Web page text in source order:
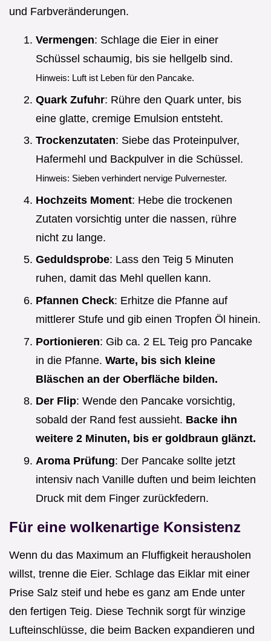
und Farbveränderungen.
Vermengen: Schlage die Eier in einer
Schüssel schaumig, bis sie hellgelb sind.
Hinweis: Luft ist Leben für den Pancake.
Quark Zufuhr: Rühre den Quark unter, bis
eine glatte, cremige Emulsion entsteht.
Trockenzutaten: Siebe das Proteinpulver,
Hafermehl und Backpulver in die Schüssel.
Hinweis: Sieben verhindert nervige Pulvernester.
Hochzeits Moment: Hebe die trockenen
Zutaten vorsichtig unter die nassen, rühre
nicht zu lange.
Geduldsprobe: Lass den Teig 5 Minuten
ruhen, damit das Mehl quellen kann.
Pfannen Check: Erhitze die Pfanne auf
mittlerer Stufe und gib einen Tropfen Öl hinein.
Portionieren: Gib ca. 2 EL Teig pro Pancake
in die Pfanne. Warte, bis sich kleine
Bläschen an der Oberfläche bilden.
Der Flip: Wende den Pancake vorsichtig,
sobald der Rand fest aussieht. Backe ihn
weitere 2 Minuten, bis er goldbraun glänzt.
Aroma Prüfung: Der Pancake sollte jetzt
intensiv nach Vanille duften und beim leichten
Druck mit dem Finger zurückfedern.
Für eine wolkenartige Konsistenz
Wenn du das Maximum an Fluffigkeit herausholen
willst, trenne die Eier. Schlage das Eiklar mit einer
Prise Salz steif und hebe es ganz am Ende unter
den fertigen Teig. Diese Technik sorgt für winzige
Lufteinschlüsse, die beim Backen expandieren und